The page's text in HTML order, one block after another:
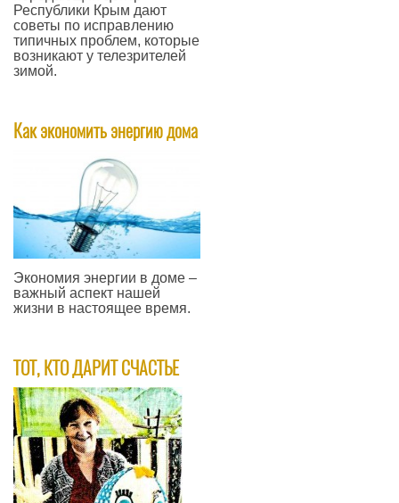
Республики Крым дают
советы по исправлению
типичных проблем, которые
возникают у телезрителей
зимой.
Как экономить энергию дома
Экономия энергии в доме –
важный аспект нашей
жизни в настоящее время.
​ТОТ, КТО ДАРИТ СЧАСТЬЕ